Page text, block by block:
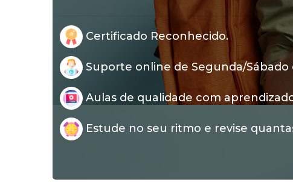
Certificado Reconhecido.
Suporte online de Segunda/Sábado
Aulas de qualidade com
Estude no seu ritmo e revise